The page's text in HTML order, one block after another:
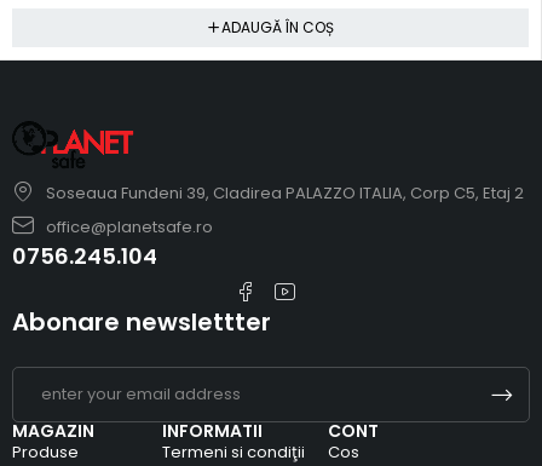
ADAUGĂ ÎN COȘ
Soseaua Fundeni 39, Cladirea PALAZZO ITALIA, Corp C5, Etaj 2
office@planetsafe.ro
0756.245.104
MAGAZIN
Produse
INFORMATII
Termeni si condiţii
CONT
Cos
Abonare newslettter